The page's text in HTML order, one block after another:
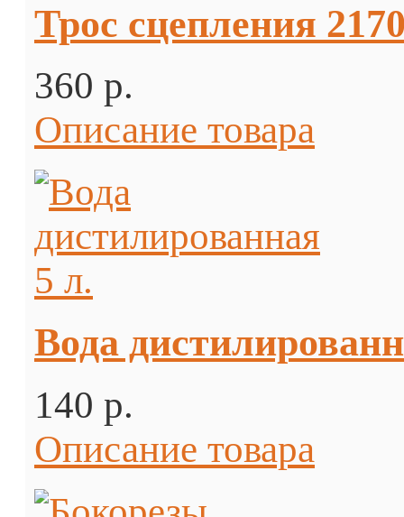
Трос сцепления
360 p.
Описание товара
Вода
140 p.
Описание товара